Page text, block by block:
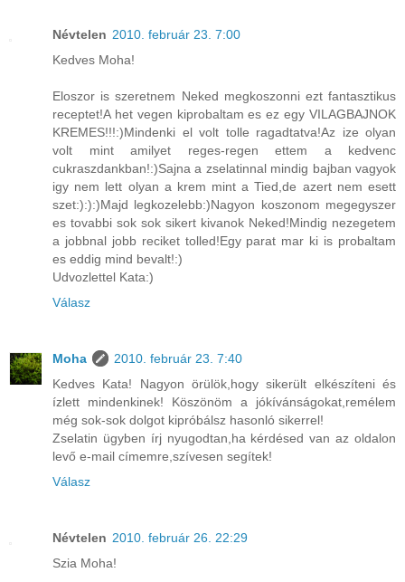
Névtelen 2010. február 23. 7:00
Kedves Moha!
Eloszor is szeretnem Neked megkoszonni ezt fantasztikus
receptet!A het vegen kiprobaltam es ez egy VILAGBAJNOK
KREMES!!!:)Mindenki el volt tolle ragadtatva!Az ize olyan
volt mint amilyet reges-regen ettem a kedvenc
cukraszdankban!:)Sajna a zselatinnal mindig bajban vagyok
igy nem lett olyan a krem mint a Tied,de azert nem esett
szet:):):)Majd legkozelebb:)Nagyon koszonom megegyszer
es tovabbi sok sok sikert kivanok Neked!Mindig nezegetem
a jobbnal jobb reciket tolled!Egy parat mar ki is probaltam
es eddig mind bevalt!:)
Udvozlettel Kata:)
Válasz
Moha
2010. február 23. 7:40
Kedves Kata! Nagyon örülök,hogy sikerült elkészíteni és
ízlett mindenkinek! Köszönöm a jókívánságokat,remélem
még sok-sok dolgot kipróbálsz hasonló sikerrel!
Zselatin ügyben írj nyugodtan,ha kérdésed van az oldalon
levő e-mail címemre,szívesen segítek!
Válasz
Névtelen 2010. február 26. 22:29
Szia Moha!